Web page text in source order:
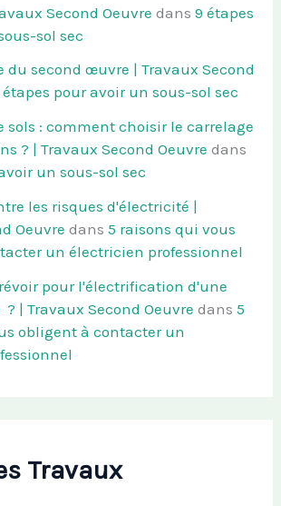
Second Oeuvre dans9 étapes
sol sec
du second œuvre | Travaux Second
étapes pour avoir un sous-sol sec
sols : comment choisir le carrelage
? | Travaux Second Oeuvre dans
un sous-sol sec
les risques d'électricité |
Oeuvre dans5 raisons qui vous
un électricien professionnel
pour l'électrification d'une
| Travaux Second Oeuvre dans5
obligent à contacter un
Travaux